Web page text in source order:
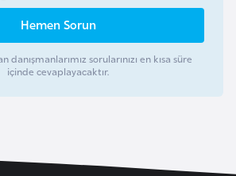
Hemen Sorun
danışmanlarımız sorularınızı en kısa süre
içinde cevaplayacaktır.